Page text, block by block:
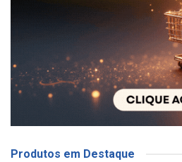
Produtos em Destaque